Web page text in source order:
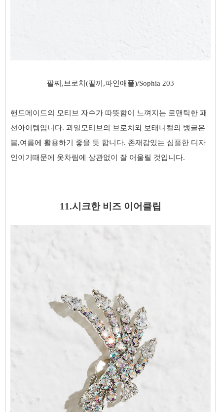
팔찌,브로치(딸끼,파인애플)/Sophia 203
핸드메이드의 모티브 자수가 따뜻함이 느껴지는 로맨틱한 패
션아이템입니다. 과일모티브의 브로치와 보태니컬의 뱅글은
봄,여름에 활용하기 좋을 듯 합니다. 존재감있는 심플한 디자
인이기때문에 옷차림에 상관없이 잘 어울릴 것입니다.
11.시크한 비즈 이어클립